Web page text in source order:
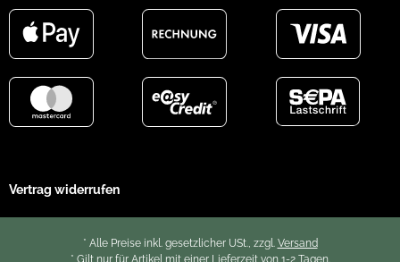
Vertrag widerrufen
* Alle Preise inkl. gesetzlicher USt., zzgl. Versand
* Gilt nur für Artikel mit einer Lieferzeit von 1-2 Tagen.